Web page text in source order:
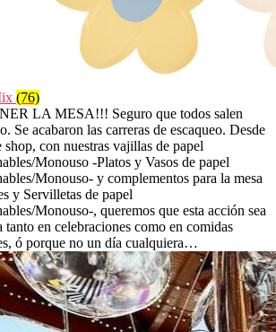
(76)
LA MESA!!! Seguro que todos salen
Se acabaron las carreras de escaqueo. Desde
shop, con nuestras vajillas de papel
Monouso -Platos y Vasos de papel
Monouso- y complementos para la mesa
y Servilletas de papel
Monouso-, queremos que esta acción sea
tanto en celebraciones como en comidas
ó porque no un día cualquiera…